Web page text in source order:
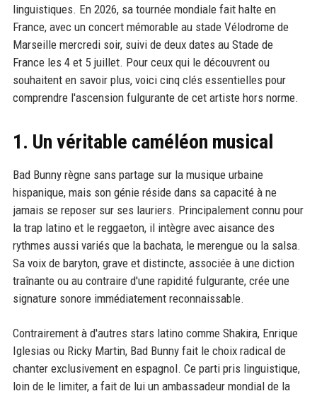
linguistiques. En 2026, sa tournée mondiale fait halte en
France, avec un concert mémorable au stade Vélodrome de
Marseille mercredi soir, suivi de deux dates au Stade de
France les 4 et 5 juillet. Pour ceux qui le découvrent ou
souhaitent en savoir plus, voici cinq clés essentielles pour
comprendre l'ascension fulgurante de cet artiste hors norme.
1. Un véritable caméléon musical
Bad Bunny règne sans partage sur la musique urbaine
hispanique, mais son génie réside dans sa capacité à ne
jamais se reposer sur ses lauriers. Principalement connu pour
la trap latino et le reggaeton, il intègre avec aisance des
rythmes aussi variés que la bachata, le merengue ou la salsa.
Sa voix de baryton, grave et distincte, associée à une diction
traînante ou au contraire d'une rapidité fulgurante, crée une
signature sonore immédiatement reconnaissable.
Contrairement à d'autres stars latino comme Shakira, Enrique
Iglesias ou Ricky Martin, Bad Bunny fait le choix radical de
chanter exclusivement en espagnol. Ce parti pris linguistique,
loin de le limiter, a fait de lui un ambassadeur mondial de la